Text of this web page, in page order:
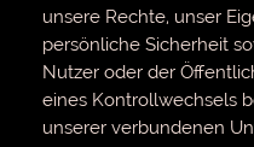
unsere Rechte, unser
persönliche Sicherheit
Nutzer oder der
eines Kontrollwechsels
unserer verbundenen